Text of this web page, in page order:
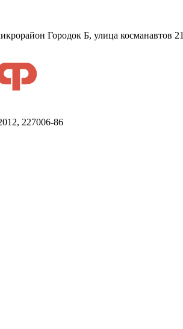
Городок Б, улица косманавтов 21
227006-86